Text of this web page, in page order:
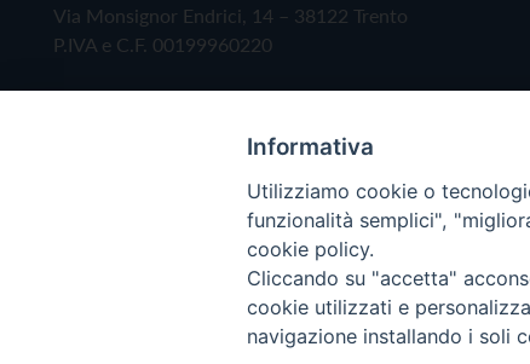
Via Monsignor Endrici, 14 – 38122 Trento
P.IVA e C.F. 00199960220
Copyright © 2019 - Tutti i diritti riservati -
Informativa
Utilizziamo cookie o
funzionalità semplici",
cookie policy.
Cliccando su "accetta"
cookie utilizzati e
navigazione installando i soli